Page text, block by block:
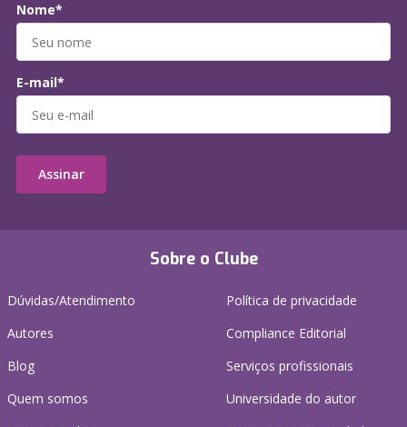
Sobre o Clube
Dúvidas/Atendimento
Autores
Blog
Quem somos
Política de privacidade
Compliance Editorial
Serviços profissionais
Universidade do autor
Nome*
E-mail*
Assinar